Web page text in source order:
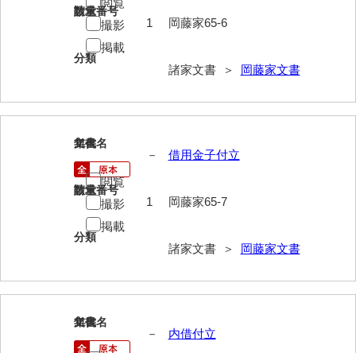
亀田家文書
賀屋家文書
河北家文書
河野家文書（美祢市）
河野英男収集資料
神田一・二宮関係文書
請求番号
岡藤家65-6
分類
諸家文書 ＞ 岡藤家文書
数量
1
閲覧
撮影
掲載
114
文書名
借用金子付立
請求番号
岡藤家65-7
分類
諸家文書 ＞ 岡藤家文書
年代
－
数量
1
閲覧
撮影
掲載
115
文書名
内借付立
年代
－